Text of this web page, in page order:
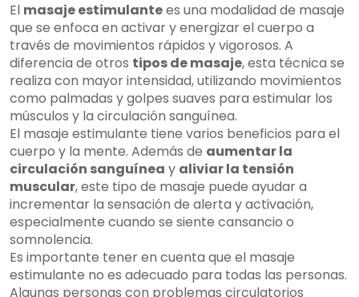
El masaje estimulantees una modalidad de masaje
que se enfoca en activar y energizar el cuerpo a
través de movimientos rápidos y vigorosos. A
diferencia de otros tipos de masaje, esta técnica se
realiza con mayor intensidad, utilizando movimientos
como palmadas y golpes suaves para estimular los
músculos y la circulación sanguínea.
El masaje estimulante tiene varios beneficios para el
cuerpo y la mente. Además de aumentar la
circulación sanguínea y aliviar la tensión
muscular, este tipo de masaje puede ayudar a
incrementar la sensación de alerta y activación,
especialmente cuando se siente cansancio o
somnolencia.
Es importante tener en cuenta que el masaje
estimulante no es adecuado para todas las personas.
Algunas personas con problemas circulatorios